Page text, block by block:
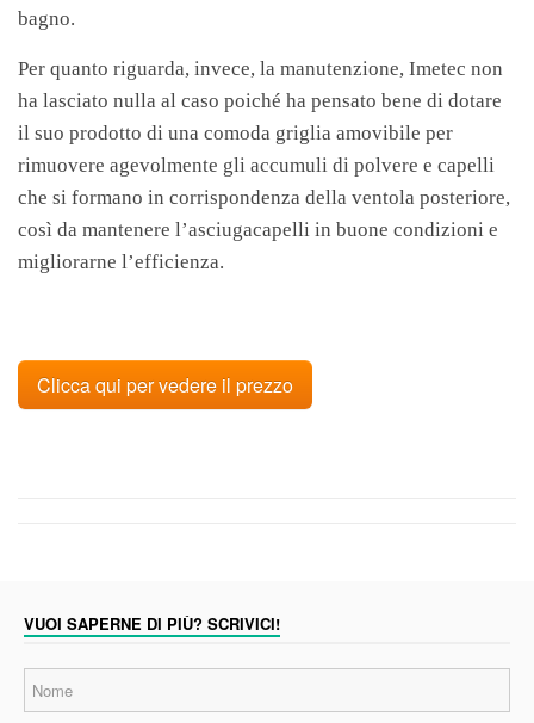
bagno.
Per quanto riguarda, invece, la manutenzione, Imetec non
ha lasciato nulla al caso poiché ha pensato bene di dotare
il suo prodotto di una comoda griglia amovibile per
rimuovere agevolmente gli accumuli di polvere e capelli
che si formano in corrispondenza della ventola posteriore,
così da mantenere l’asciugacapelli in buone condizioni e
migliorarne l’efficienza.
Clicca qui per vedere il prezzo
VUOI SAPERNE DI PIÙ? SCRIVICI!